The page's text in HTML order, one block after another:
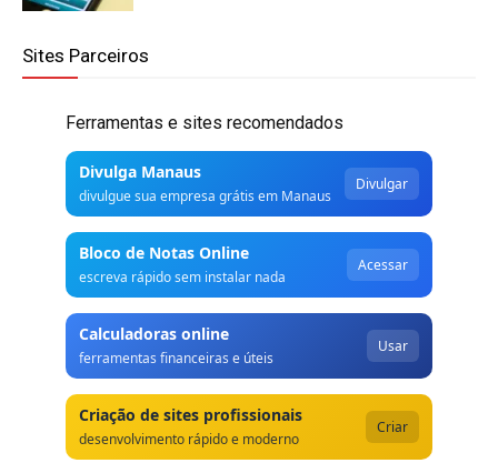
Sites Parceiros
Ferramentas e sites recomendados
Divulga Manaus
divulgue sua empresa grátis em Manaus
Divulgar
Bloco de Notas Online
escreva rápido sem instalar nada
Acessar
Calculadoras online
ferramentas financeiras e úteis
Usar
Criação de sites profissionais
desenvolvimento rápido e moderno
Criar